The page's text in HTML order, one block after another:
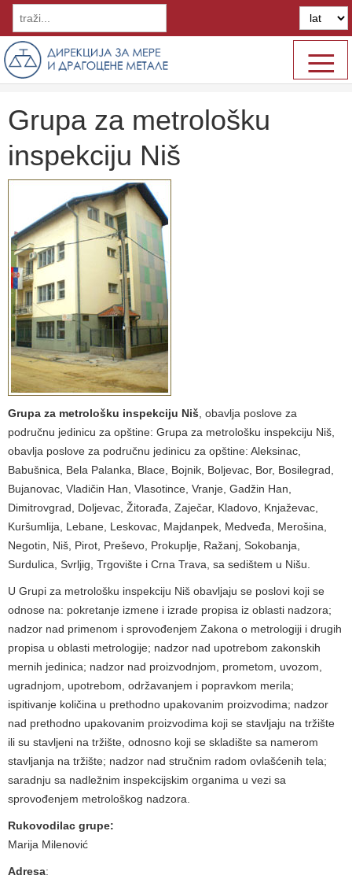
≡
Grupa za metrološku
inspekciju Niš
Grupa za metrološku inspekciju Niš , obavlja poslove za
područnu jedinicu za opštine: Grupa za metrološku inspekciju Niš,
obavlja poslove za područnu jedinicu za opštine: Aleksinac,
Babušnica, Bela Palanka, Blace, Bojnik, Boljevac, Bor, Bosilegrad,
Bujanovac, Vladičin Han, Vlasotince, Vranje, Gadžin Han,
Dimitrovgrad, Doljevac, Žitorađa, Zaječar, Kladovo, Knjaževac,
Kuršumlija, Lebane, Leskovac, Majdanpek, Medveđa, Merošina,
Negotin, Niš, Pirot, Preševo, Prokuplje, Ražanj, Sokobanja,
Surdulica, Svrljig, Trgovište i Crna Trava, sa sedištem u Nišu.
U Grupi za metrološku inspekciju Niš obavljaju se poslovi koji se
odnose na: pokretanje izmene i izrade propisa iz oblasti nadzora;
nadzor nad primenom i sprovođenjem Zakona o metrologiji i drugih
propisa u oblasti metrologije; nadzor nad upotrebom zakonskih
mernih jedinica; nadzor nad proizvodnjom, prometom, uvozom,
ugradnjom, upotrebom, održavanjem i popravkom merila;
ispitivanje količina u prethodno upakovanim proizvodima; nadzor
nad prethodno upakovanim proizvodima koji se stavljaju na tržište
ili su stavljeni na tržište, odnosno koji se skladište sa namerom
stavljanja na tržište; nadzor nad stručnim radom ovlašćenih tela;
saradnju sa nadležnim inspekcijskim organima u vezi sa
sprovođenjem metrološkog nadzora.
Rukovodilac grupe:
Marija Milenović
Adresa: